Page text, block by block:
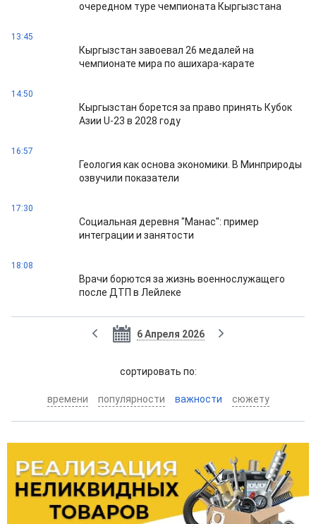
очередном туре чемпионата Кыргызстана
13:45
Кыргызстан завоевал 26 медалей на
чемпионате мира по ашихара-карате
14:50
Кыргызстан борется за право принять Кубок
Азии U-23 в 2028 году
16:57
Геология как основа экономики. В Минприроды
озвучили показатели
17:30
Социальная деревня "Манас": пример
интеграции и занятости
18:08
Врачи борются за жизнь военнослужащего
после ДТП в Лейлеке
6 Апреля 2026
cортировать по:
времени популярности важности сюжету